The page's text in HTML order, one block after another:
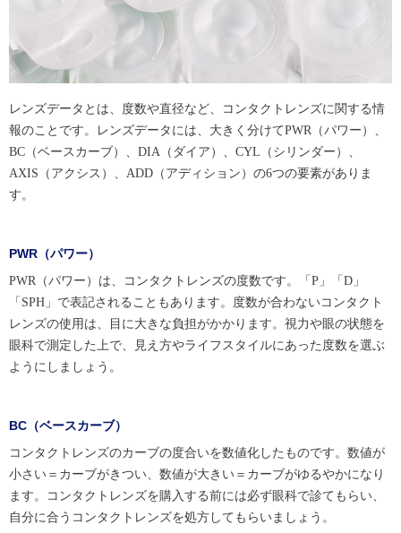
レンズデータとは、度数や直径など、コンタクトレンズに関する情
報のことです。レンズデータには、大きく分けてPWR（パワー）、
BC（ベースカーブ）、DIA（ダイア）、CYL（シリンダー）、
AXIS（アクシス）、ADD（アディション）の6つの要素がありま
す。
PWR（パワー）
PWR（パワー）は、コンタクトレンズの度数です。「P」「D」
「SPH」で表記されることもあります。度数が合わないコンタクト
レンズの使用は、目に大きな負担がかかります。視力や眼の状態を
眼科で測定した上で、見え方やライフスタイルにあった度数を選ぶ
ようにしましょう。
BC（ベースカーブ）
コンタクトレンズのカーブの度合いを数値化したものです。数値が
小さい＝カーブがきつい、数値が大きい＝カーブがゆるやかになり
ます。コンタクトレンズを購入する前には必ず眼科で診てもらい、
自分に合うコンタクトレンズを処方してもらいましょう。